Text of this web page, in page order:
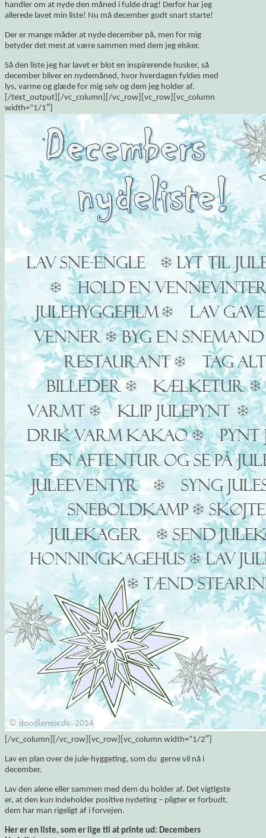
handler om at nyde den måned i fulde drag! Derfor har jeg
allerede lavet min liste! Nu må december godt snart starte!
Der er mange måder at nyde december på, men for mig
betyder det mest at være sammen med dem jeg elsker.
Så den liste jeg har lavet er blot en inspirerende husker, så
december bliver en nydemåned, hvor hverdagen fyldes med
lys, varme og glæde for mig selv og dem jeg holder af.
[/text_output][/vc_column][/vc_row][vc_row][vc_column
width=”1/1″]
[/vc_column][/vc_row][vc_row][vc_column width=”1/2″]
Lav en plan over de jule-hyggeting, som du gerne vil nå i
december.
Lav den alene eller sammen med dem du holder af. Det vigtigste
er, at den kun indeholder positive nydeting – pligter er forbudt,
dem har man rigeligt af i forvejen.
Her er en liste, som er lige til at printe ud: Decembers